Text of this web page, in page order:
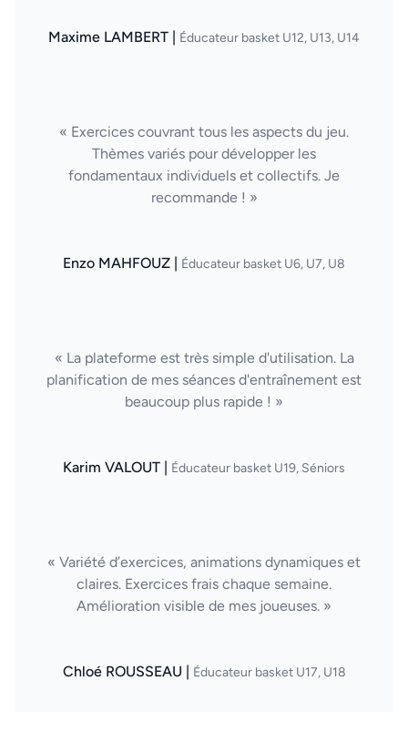
Maxime LAMBERT | Éducateur basket U12, U13, U14
« Exercices couvrant tous les aspects du jeu.
Thèmes variés pour développer les
fondamentaux individuels et collectifs. Je
recommande ! »
Enzo MAHFOUZ | Éducateur basket U6, U7, U8
« La plateforme est très simple d'utilisation. La
planification de mes séances d'entraînement est
beaucoup plus rapide ! »
Karim VALOUT | Éducateur basket U19, Séniors
« Variété d’exercices, animations dynamiques et
claires. Exercices frais chaque semaine.
Amélioration visible de mes joueuses. »
Chloé ROUSSEAU | Éducateur basket U17, U18